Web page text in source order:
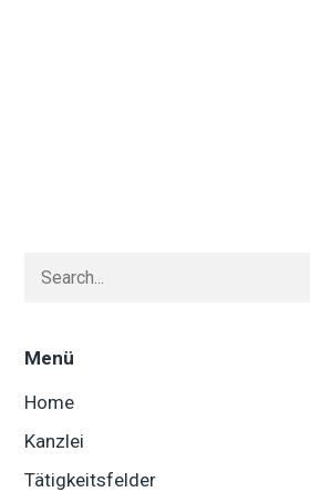
Menü
Home
Kanzlei
Tätigkeitsfelder